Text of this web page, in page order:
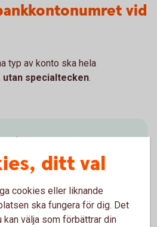
vid
typ av konto ska hela
utan specialtecken.
våra
ser ut
7 siffror i kontonumret
ditt val
cookies eller liknande
ska fungera för dig. Det
välja som förbättrar din